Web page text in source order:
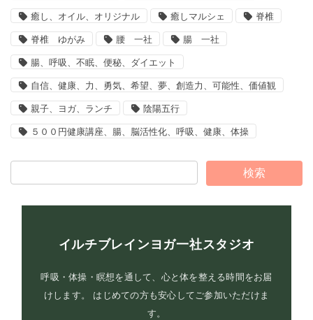
癒し、オイル、オリジナル 癒しマルシェ 脊椎
脊椎 ゆがみ 腰 一社 腸 一社
腸、呼吸、不眠、便秘、ダイエット
自信、健康、力、勇気、希望、夢、創造力、可能性、価値観
親子、ヨガ、ランチ 陰陽五行
５００円健康講座、腸、脳活性化、呼吸、健康、体操
イルチブレインヨガ一社スタジオ
呼吸・体操・瞑想を通して、心と体を整える時間をお届
けします。 はじめての方も安心してご参加いただけま
す。